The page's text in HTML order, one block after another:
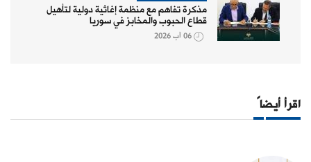
مذكرة تفاهم مع منظمة إغاثية دولية لتأهيل
قطاع الحبوب والمخابز في سوريا
06 آب 2026
اقرأ أيضاً